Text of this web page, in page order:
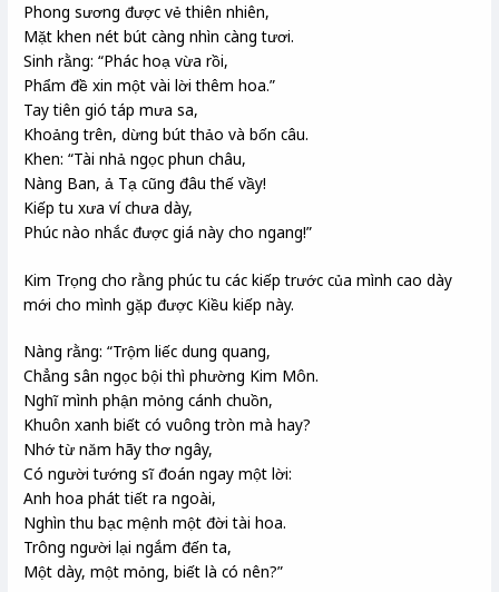
Phong sương được vẻ thiên nhiên,
Mặt khen nét bút càng nhìn càng tươi.
Sinh rằng: “Phác hoạ vừa rồi,
Phẩm đề xin một vài lời thêm hoa.”
Tay tiên gió táp mưa sa,
Khoảng trên, dừng bút thảo và bốn câu.
Khen: “Tài nhả ngọc phun châu,
Nàng Ban, ả Tạ cũng đâu thế vầy!
Kiếp tu xưa ví chưa dày,
Phúc nào nhắc được giá này cho ngang!”
Kim Trọng cho rằng phúc tu các kiếp trước của mình cao dày
mới cho mình gặp được Kiều kiếp này.
Nàng rằng: “Trộm liếc dung quang,
Chẳng sân ngọc bội thì phường Kim Môn.
Nghĩ mình phận mỏng cánh chuồn,
Khuôn xanh biết có vuông tròn mà hay?
Nhớ từ năm hãy thơ ngây,
Có người tướng sĩ đoán ngay một lời:
Anh hoa phát tiết ra ngoài,
Nghìn thu bạc mệnh một đời tài hoa.
Trông người lại ngắm đến ta,
Một dày, một mỏng, biết là có nên?”